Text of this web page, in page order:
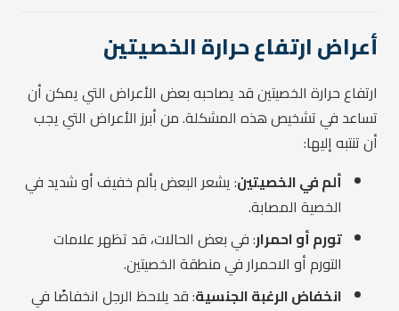
أعراض ارتفاع حرارة الخصيتين
ارتفاع حرارة الخصيتين قد يصاحبه بعض الأعراض التي يمكن أن
تساعد في تشخيص هذه المشكلة. من أبرز الأعراض التي يجب
أن تنتبه إليها:
ألم في الخصيتين: يشعر البعض بألم خفيف أو شديد في
الخصية المصابة.
تورم أو احمرار: في بعض الحالات، قد تظهر علامات
التورم أو الاحمرار في منطقة الخصيتين.
انخفاض الرغبة الجنسية: قد يلاحظ الرجل انخفاضًا في